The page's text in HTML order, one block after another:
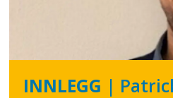
INNLEGG |